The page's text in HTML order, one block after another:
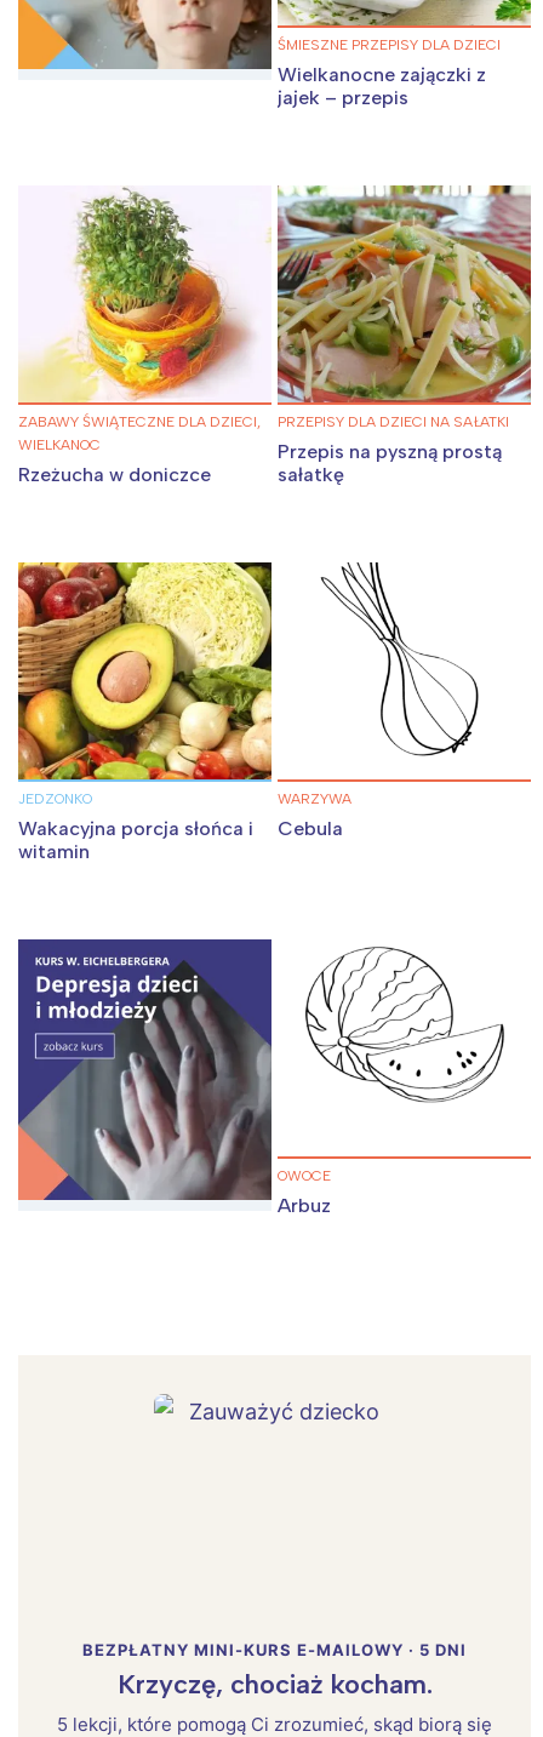
ŚMIESZNE PRZEPISY DLA DZIECI
Wielkanocne zajączki z
jajek – przepis
ZABAWY ŚWIĄTECZNE DLA DZIECI,
WIELKANOC
Rzeżucha w doniczce
PRZEPISY DLA DZIECI NA SAŁATKI
Przepis na pyszną prostą
sałatkę
JEDZONKO
Wakacyjna porcja słońca i
witamin
WARZYWA
Cebula
OWOCE
Arbuz
BEZPŁATNY MINI-KURS E-MAILOWY · 5 DNI
Krzyczę, chociaż kocham.
5 lekcji, które pomogą Ci zrozumieć, skąd biorą się